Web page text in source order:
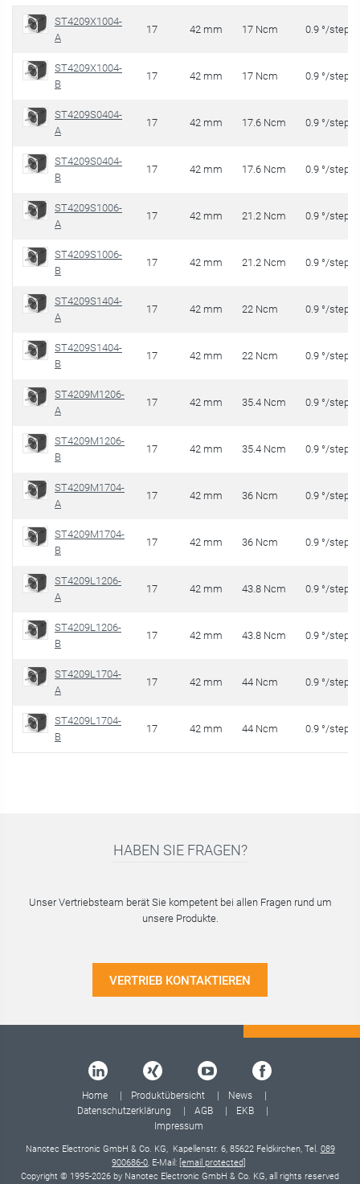
ST4209X1004-
A
17 42 mm 17 Ncm 0.9 °/step
ST4209X1004-
B
17 42 mm 17 Ncm 0.9 °/step
ST4209S0404-
A
17 42 mm 17.6 Ncm 0.9 °/step
ST4209S0404-
B
17 42 mm 17.6 Ncm 0.9 °/step
ST4209S1006-
A
17 42 mm 21.2 Ncm 0.9 °/step
ST4209S1006-
B
17 42 mm 21.2 Ncm 0.9 °/step
ST4209S1404-
A
17 42 mm 22 Ncm 0.9 °/step
ST4209S1404-
B
17 42 mm 22 Ncm 0.9 °/step
ST4209M1206-
A
17 42 mm 35.4 Ncm 0.9 °/step
ST4209M1206-
B
17 42 mm 35.4 Ncm 0.9 °/step
ST4209M1704-
A
17 42 mm 36 Ncm 0.9 °/step
ST4209M1704-
B
17 42 mm 36 Ncm 0.9 °/step
ST4209L1206-
A
17 42 mm 43.8 Ncm 0.9 °/step
ST4209L1206-
B
17 42 mm 43.8 Ncm 0.9 °/step
ST4209L1704-
A
17 42 mm 44 Ncm 0.9 °/step
ST4209L1704-
B
17 42 mm 44 Ncm 0.9 °/step
HABEN SIE FRAGEN?
Unser Vertriebsteam berät Sie kompetent bei allen Fragen rund um
unsere Produkte.
VERTRIEB KONTAKTIEREN
Home Produktübersicht
News
Datenschutzerklärung
AGB
EKB
Impressum
Nanotec Electronic GmbH & Co. KG, Kapellenstr. 6, 85622 Feldkirchen, Tel. 089
900686-0, E-Mail: [email protected]
Copyright © 1995-2026 by Nanotec Electronic GmbH & Co. KG, all rights reserved